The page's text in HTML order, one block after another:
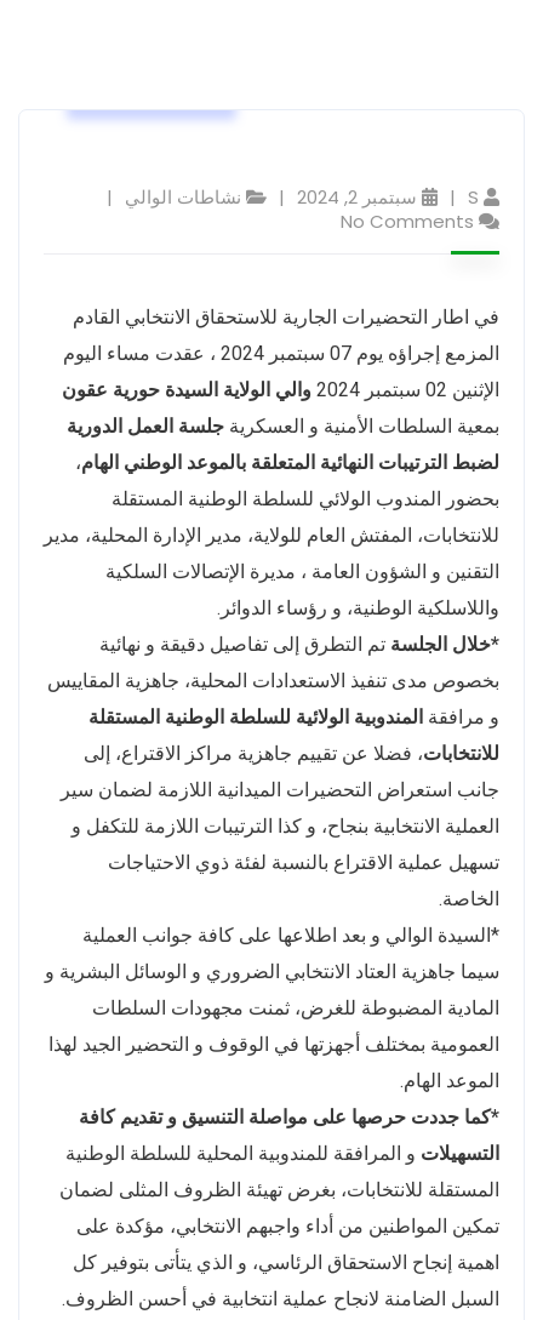
S سبتمبر 2, 2024
نشاطات الوالي
No Comments
في اطار التحضيرات الجارية للاستحقاق الانتخابي القادم
المزمع إجراؤه يوم 07 سبتمبر 2024 ، عقدت مساء اليوم
الإثنين 02 سبتمبر 2024
والي الولاية السيدة حورية عقون
بمعية السلطات الأمنية و العسكرية جلسة العمل الدورية
لضبط الترتيبات النهائية المتعلقة بالموعد الوطني الهام،
بحضور المندوب الولائي للسلطة الوطنية المستقلة
للانتخابات، المفتش العام للولاية، مدير الإدارة المحلية، مدير
التقنين و الشؤون العامة ، مديرة الإتصالات السلكية
واللاسلكية الوطنية، و رؤساء الدوائر.
*خلال الجلسة تم التطرق إلى تفاصيل دقيقة و نهائية
بخصوص مدى تنفيذ الاستعدادات المحلية، جاهزية المقاييس
و مرافقة المندوبية الولائية للسلطة الوطنية المستقلة
للانتخابات، فضلا عن تقييم جاهزية مراكز الاقتراع، إلى
جانب استعراض التحضيرات الميدانية اللازمة لضمان سير
العملية الانتخابية بنجاح، و كذا الترتيبات اللازمة للتكفل و
تسهيل عملية الاقتراع بالنسبة لفئة ذوي الاحتياجات
الخاصة.
*السيدة الوالي و بعد اطلاعها على كافة جوانب العملية
سيما جاهزية العتاد الانتخابي الضروري و الوسائل البشرية و
المادية المضبوطة للغرض، ثمنت مجهودات السلطات
العمومية بمختلف أجهزتها في الوقوف و التحضير الجيد لهذا
الموعد الهام.
*كما جددت حرصها على مواصلة التنسيق و تقديم كافة
التسهيلات و المرافقة للمندوبية المحلية للسلطة الوطنية
المستقلة للانتخابات، بغرض تهيئة الظروف المثلى لضمان
تمكين المواطنين من أداء واجبهم الانتخابي، مؤكدة على
اهمية إنجاح الاستحقاق الرئاسي، و الذي يتأتى بتوفير كل
السبل الضامنة لانجاح عملية انتخابية في أحسن الظروف.